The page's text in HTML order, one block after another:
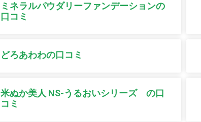
ミネラルパウダリーファンデーションの
口コミ
どろあわわの口コミ
米ぬか美人 NS-うるおいシリーズ の口
コミ